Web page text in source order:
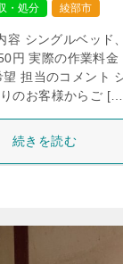
・処分 綾部市
容 シングルベッド
円 実際の作業料
担当のコメント
のお客様からご
続きを読む